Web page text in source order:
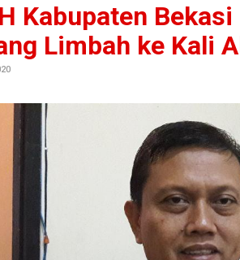
Kabupaten
Limbah ke Kali